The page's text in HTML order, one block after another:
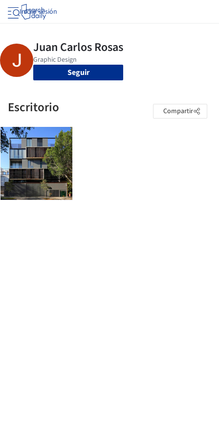
Iniciar sesión
Seguir
Escritorio Compartir